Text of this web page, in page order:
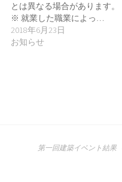
とは異なる場合があります。
※ 就業した職業によっ…
2018年6月23日
お知らせ
第一回建築イベント結果